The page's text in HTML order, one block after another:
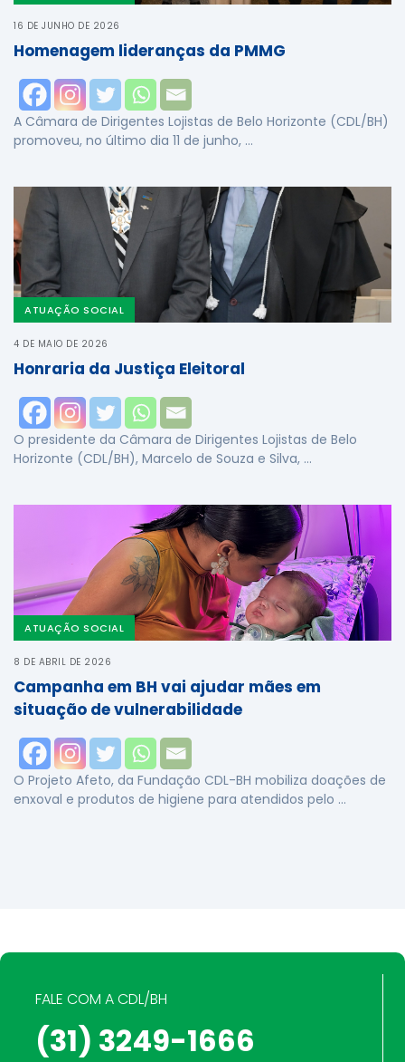
16 DE JUNHO DE 2026
Homenagem lideranças da PMMG
A Câmara de Dirigentes Lojistas de Belo Horizonte (CDL/BH)
promoveu, no último dia 11 de junho, …
ATUAÇÃO SOCIAL
4 DE MAIO DE 2026
Honraria da Justiça Eleitoral
O presidente da Câmara de Dirigentes Lojistas de Belo
Horizonte (CDL/BH), Marcelo de Souza e Silva, …
ATUAÇÃO SOCIAL
8 DE ABRIL DE 2026
Campanha em BH vai ajudar mães em
situação de vulnerabilidade
O Projeto Afeto, da Fundação CDL-BH mobiliza doações de
enxoval e produtos de higiene para atendidos pelo …
FALE COM A CDL/BH
(31) 3249-1666